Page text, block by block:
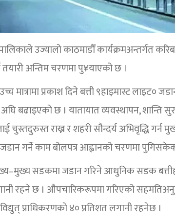
उज्यालो काठमाडौँ कार्यक्रमअन्तर्गत
तयारी अन्तिम चरणमा पु¥याएको छ ।
मात्रामा प्रकाश दिने बत्ती ९हाइमास्ट लाइट०
बढाइएको छ । यातायात व्यवस्थापन, शान्ति
चुस्तदुरुस्त राख्न र शहरी सौन्दर्य अभिवृद्धि
गर्ने काम बोलपत्र आह्वानको चरणमा
मुख्य–मुख्य सडकमा जडान गरिने आधुनिक सडक
रहने छ । औपचारिकरूपमा गरिएको
प्राधिकरणको ४० प्रतिशत लगानी रहनेछ ।